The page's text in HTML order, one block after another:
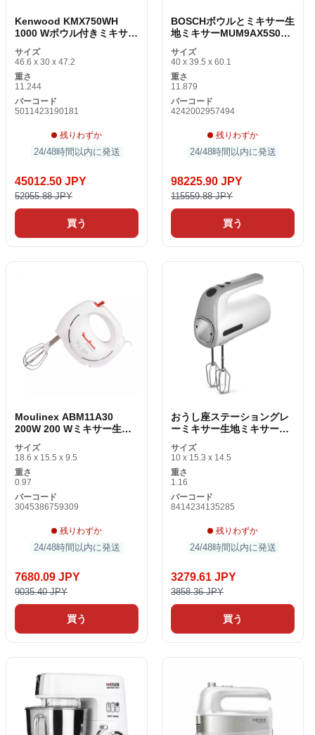
Kenwood KMX750WH
1000 Wボウル付きミキサー
サイズ
46.6 x 30 x 47.2
重さ
11.244
バーコード
5011423190181
残りわずか
24/48時間以内に発送
45012.50 JPY
52955.88 JPY
買う
BOSCHボウルとミキサー生
地ミキサーMUM9AX5S00
サイズ
40 x 39.5 x 60.1
重さ
11.879
バーコード
4242002957494
残りわずか
24/48時間以内に発送
98225.90 JPY
115559.88 JPY
買う
Moulinex ABM11A30
200W 200 Wミキサー生地
サイズ
18.6 x 15.5 x 9.5
重さ
0.97
バーコード
3045386759309
残りわずか
24/48時間以内に発送
7680.09 JPY
9035.40 JPY
買う
おうし座ステーショングレ
ーミキサー生地ミキサー
サイズ
10 x 15.3 x 14.5
重さ
1.16
バーコード
8414234135285
残りわずか
24/48時間以内に発送
3279.61 JPY
3858.36 JPY
買う